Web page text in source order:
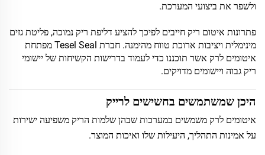
ולשפר את ביצועי המערכת.
פתרונות איטום ריק חייבים לפיכך להציע דליפת ריק נמוכה, פליטת גזים
מינימלית ויציבות ארוכת טווח מהימנה. חברת Tesel Seal מפתחת
איטומים לרק אשר תוכננו כדי לעמוד בדרישות הקשיחות של יישומי
ריק גבוה ויישומים מדויקים.
היכן שמשתמשים בחשישים לרייק
איטומים לרק משמשים במערכות שבהן שלמות הריק משפיעה ישירות
על אמינות התהליך, היעילות שלו ואיכות המוצר.